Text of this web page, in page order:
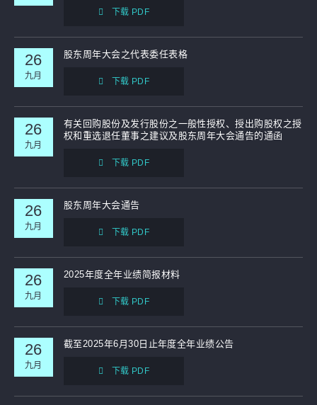
下载 PDF
26
九月
股东周年大会之代表委任表格
下载 PDF
26
九月
有关回购股份及发行股份之一般性授权、授出购股权之授
权和重选退任董事之建议及股东周年大会通告的通函
下载 PDF
26
九月
股东周年大会通告
下载 PDF
26
九月
2025年度全年业绩简报材料
下载 PDF
26
九月
截至2025年6月30日止年度全年业绩公告
下载 PDF